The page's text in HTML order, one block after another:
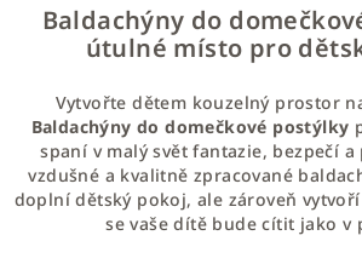
Baldachýny do
útulné místo pro
Vytvořte dětem kouzelný prostor
Baldachýny do domečkové postýlky
spaní v malý svět fantazie, bezpečí a
vzdušné a kvalitně zpracované
doplní dětský pokoj, ale zároveň
se vaše dítě bude cítit jako v